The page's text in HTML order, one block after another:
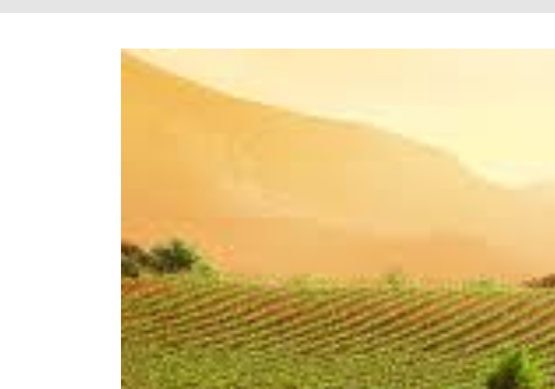
MUTTI ASSUME A OLIVETO CITRA 400
ZANZARE IN VACANZA? I 3 ERRORI PIÙ
ADDIO BOLLETTE SALATE? LA NUOVA